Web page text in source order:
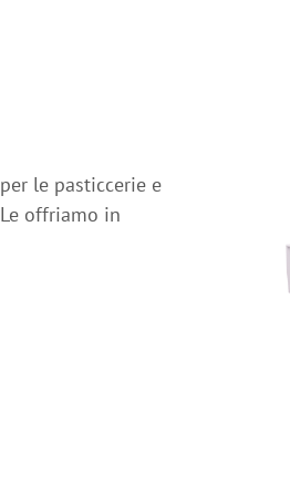
le pasticcerie e
offriamo in